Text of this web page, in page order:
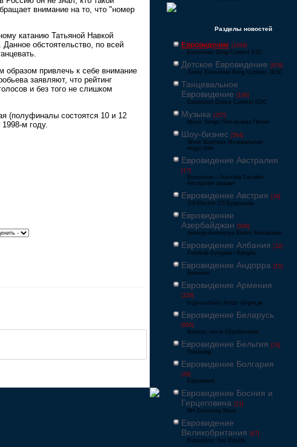
внимание на то, что "номер
катанию Татьяной Навкой
обстоятельство, по всей
образом привлечь к себе внимание
заявляют, что рейтинг
и без того не слишком
(полуфиналы состоятся 10 и 12
м году.
Разделы новостей
Евровидение [1858]
Eurovision Song Contest ESC
Детское Евровидение [878]
Junior Eurovision Song Contest JESC
Танцевальное
Евровидение [106]
Eurovision Dance Contest EDC
Музыка [257]
Music Songs Поп-музыка Песни
Шоу-бизнес [564]
Show Business Музыкальная
индустрия
Евровидение Австралия
[17]
Eurovision – Australia Decides
Австралия решает
Евровидение Австрия [24]
Ö3-Wecker Ö3 Будильник
Евровидение
Азербайджан [549]
Avrovijn Avroviziya Mahnı Müsabiqəsi
Евровидение Албания [32]
Festivali Evropian i Këngës
Евровидение Андорра [15]
Eurovisió
Евровидение Армения
[228]
Եվրատեսիլ երգի մրցույթ
Евровидение Беларусь
[600]
Конкурс песні Еўрабачанне
Евровидение Бельгия [24]
Eurosong
Евровидение Болгария
[26]
Евровизия
Евровидение Босния и
Герцеговина [21]
BH Eurosong Show
Евровидение
Великобритания [67]
Eurovision: You Decide